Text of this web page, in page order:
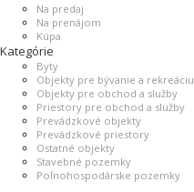
Na predaj
Na prenájom
Kúpa
Kategórie
Byty
Objekty pre bývanie a rekreáciu
Objekty pre obchod a služby
Priestory pre obchod a služby
Prevádzkové objekty
Prevádzkové priestory
Ostatné objekty
Stavebné pozemky
Poľnohospodárske pozemky